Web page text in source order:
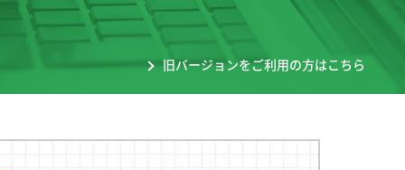
旧バージョンをご利用の方はこちら